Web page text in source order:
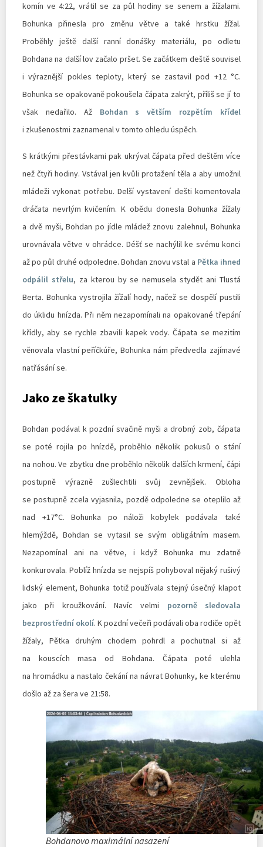
komín ve 4:22, vrátil se za půl hodiny se senem a žížalami.
Bohunka přinesla pro změnu větve a také hrstku žížal.
Proběhly ještě další ranní donášky materiálu, po odletu
Bohdana na další lov začalo pršet. Se začátkem deště souvisel
i výraznější pokles teploty, který se zastavil pod +12 °C.
Bohunka se opakovaně pokoušela čápata zakrýt, příliš se jí to
však nedařilo. Až Bohdan s větším rozpětím křídel
i zkušenostmi zaznamenal v tomto ohledu úspěch.
S krátkými přestávkami pak ukrýval čápata před deštěm více
než čtyři hodiny. Vstával jen kvůli protažení těla a aby umožnil
mládeži vykonat potřebu. Delší vystavení dešti komentovala
dráčata nevrlým kvičením. K obědu donesla Bohunka žížaly
a dvě myši, Bohdan po jídle mládež znovu zalehnul, Bohunka
urovnávala větve v ohrádce. Déšť se nachýlil ke svému konci
až po půl druhé odpoledne. Bohdan znovu vstal a Pětka ihned
odpálil střelu, za kterou by se nemusela stydět ani Tlustá
Berta. Bohunka vystrojila žížalí hody, načež se dospělí pustili
do úklidu hnízda. Při něm nezapomínali na opakované třepání
křídly, aby se rychle zbavili kapek vody. Čápata se mezitím
věnovala vlastní peříčkúře, Bohunka nám předvedla zajímavé
natřásání se.
Jako ze škatulky
Bohdan podával k pozdní svačině myši a drobný zob, čápata
se poté rojila po hnízdě, proběhlo několik pokusů o stání
na nohou. Ve zbytku dne proběhlo několik dalších krmení, čápi
postupně výrazně zušlechtili svůj zevnějšek. Obloha
se postupně zcela vyjasnila, pozdě odpoledne se oteplilo až
nad +17°C. Bohunka po náloži kobylek podávala také
hlemýždě, Bohdan se vytasil se svým obligátním masem.
Nezapomínal ani na větve, i když Bohunka mu zdatně
konkurovala. Poblíž hnízda se nejspíš pohyboval nějaký rušivý
lidský element, Bohunka totiž používala stejný úsečný klapot
jako při kroužkování. Navíc velmi pozorně sledovala
bezprostřední okolí. K pozdní večeři podávali oba rodiče opět
žížaly, Pětka druhým chodem pohrdl a pochutnal si až
na kouscích masa od Bohdana. Čápata poté ulehla
na hromádku a nastalo čekání na návrat Bohunky, ke kterému
došlo až za šera ve 21:58.
Bohdanovo maximální nasazení